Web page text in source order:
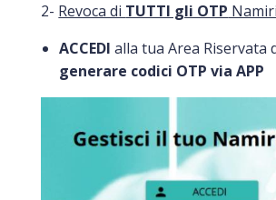
2- Revoca di TUTTI gli OTP
ACCEDI alla tua Area Riservata
generare codici OTP via APP